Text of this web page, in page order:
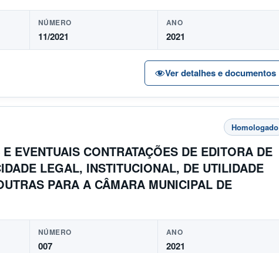
NÚMERO
11/2021
ANO
2021
Ver detalhes e documentos
Homologado
EVENTUAIS CONTRATAÇÕES DE EDITORA DE
LEGAL, INSTITUCIONAL, DE UTILIDADE
PARA A CÂMARA MUNICIPAL DE
NÚMERO
007
ANO
2021